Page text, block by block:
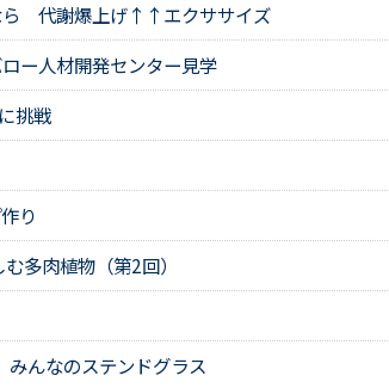
ら 代謝爆上げ↑↑エクササイズ
ー人材開発センター見学
挑戦
り
多肉植物（第2回）
んなのステンドグラス